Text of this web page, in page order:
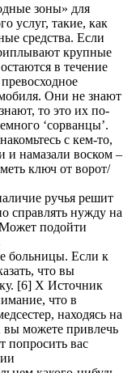
зоны» для
услуг, такие, как
средства. Если
крупные
в течение
Они не знают
то это их по-
‘сорванцы’.
с кем-то,
и намазали воском –
ключ от ворот/
ручья решит
справлять нужду на
Может подойти
больницы. Если к
что вы
[6] X Источник
что в
находясь на
вы можете привлечь
попросить вас